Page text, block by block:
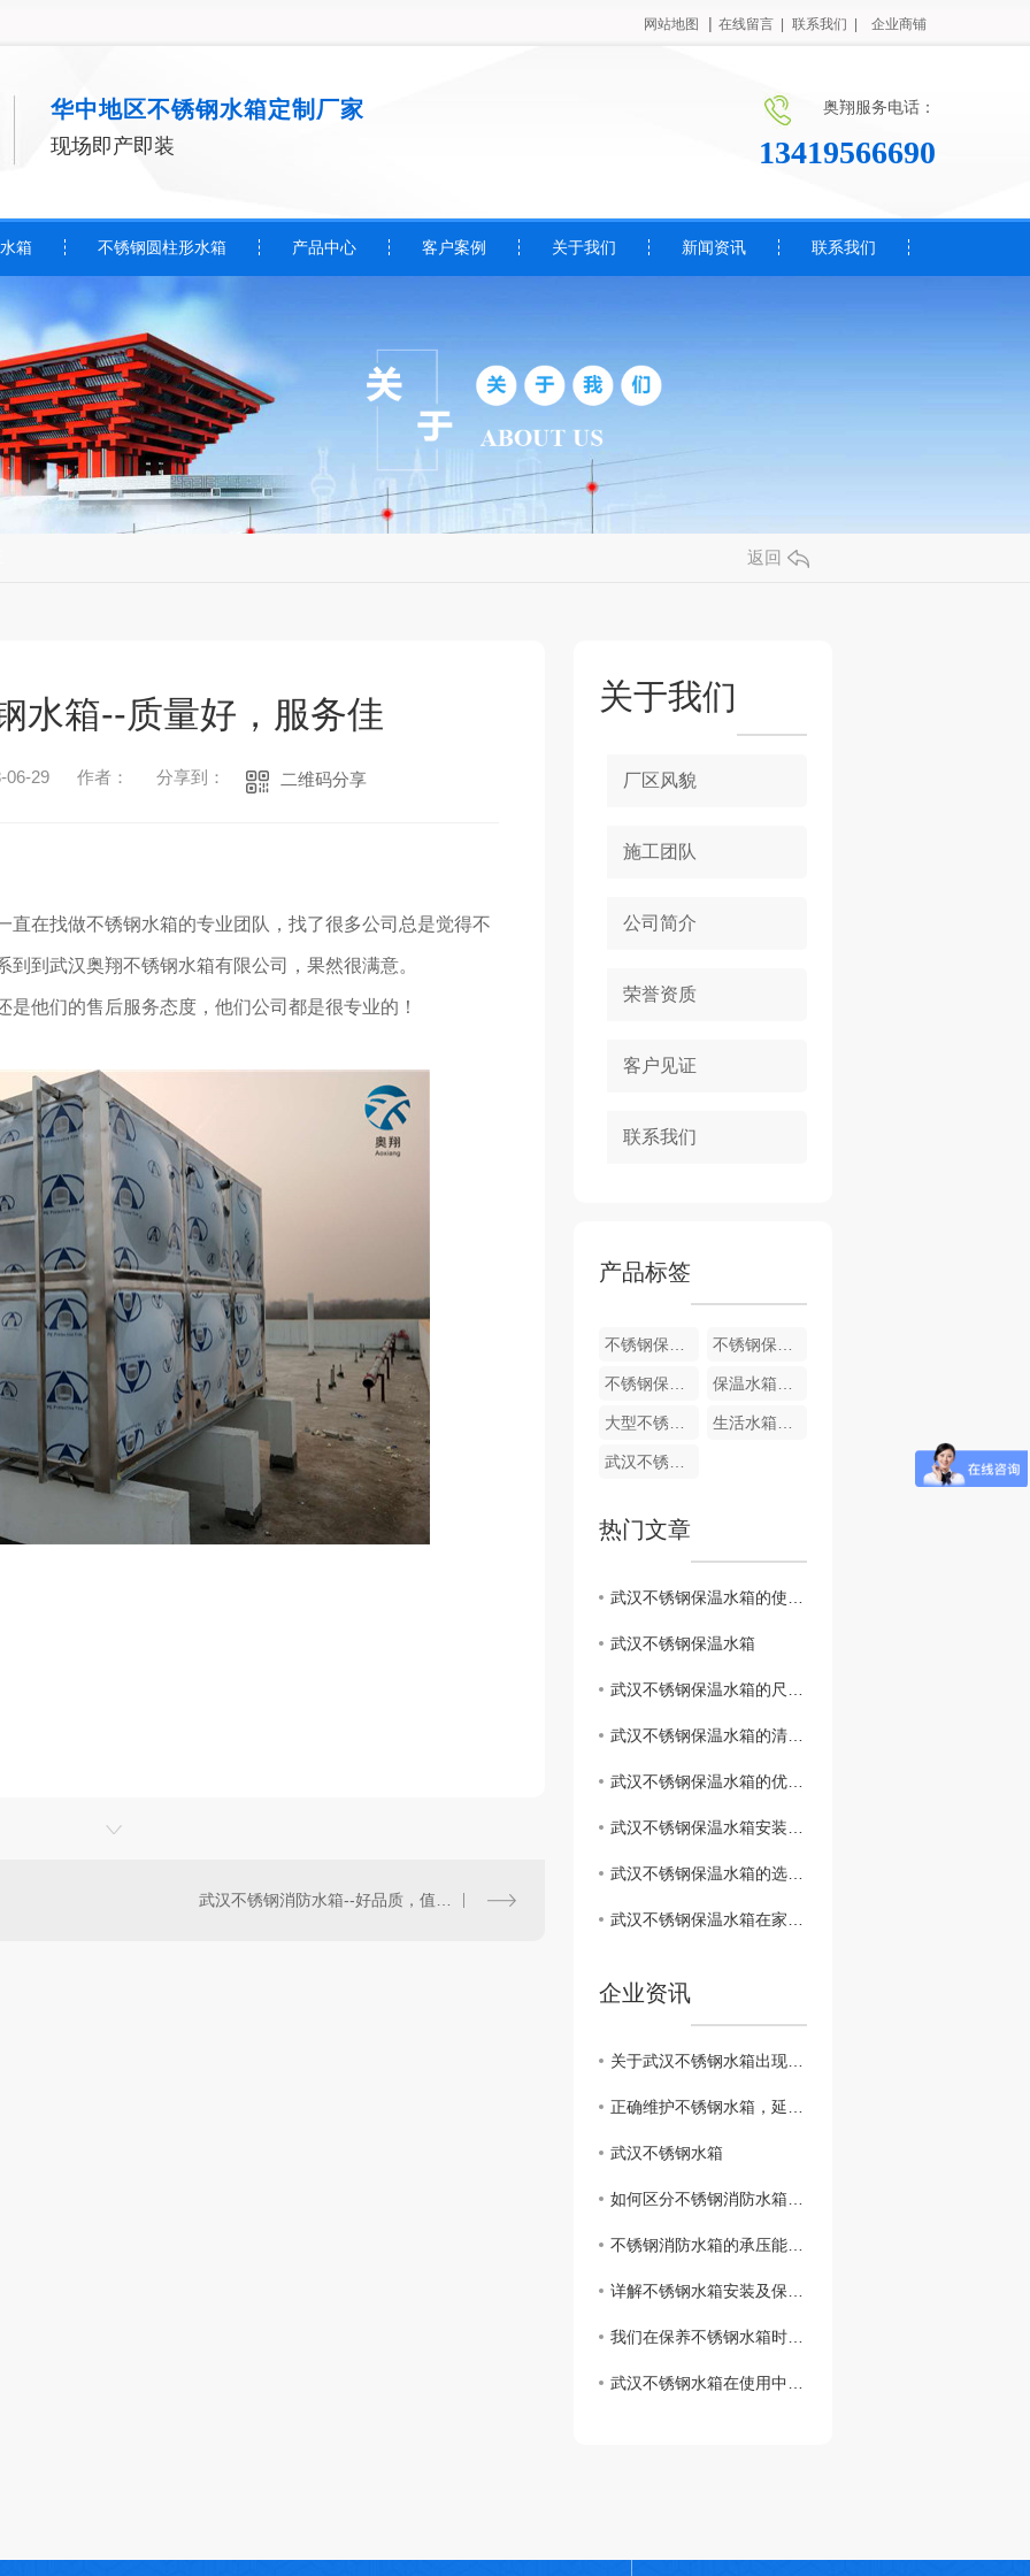
网站地图 | 在线留言 | 联系我们 | 企业商铺
华中地区不锈钢水箱定制厂家
现场即产即装
奥翔服务电话：
13419566690
箱 不锈钢圆柱形水箱 产品中心 客户案例 关于我们 新闻资讯 联系我们
返回
水箱--质量好，服务佳
06-29 作者： 分享到： 二维码分享
直在找做不锈钢水箱的专业团队，找了很多公司总是觉得不
到到 武汉奥翔不锈钢水箱有限公司 ，果然很满意。
是他们的售后服务态度，他们公司都是很专业的！
武汉不锈钢消防水箱--好品质，值得推荐
关于我们
厂区风貌
施工团队
公司简介
荣誉资质
客户见证
联系我们
产品标签
不锈钢保温水箱价格 不锈钢保温水箱定制
不锈钢保温水箱 保温水箱定制
大型不锈钢消防水箱 生活水箱定制
武汉不锈钢保温水箱
热门文章
武汉不锈钢保温水箱的使用效果与用户体验分享
武汉不锈钢保温水箱
武汉不锈钢保温水箱的尺寸规格及价格比较
武汉不锈钢保温水箱的清洁与维护技巧
武汉不锈钢保温水箱的优缺点分析
武汉不锈钢保温水箱安装注意事项
武汉不锈钢保温水箱的选购指南
武汉不锈钢保温水箱在家庭中的应用及效果
企业资讯
关于武汉不锈钢水箱出现漏水时如何处理呢？
正确维护不锈钢水箱，延长使用寿命
武汉不锈钢水箱
如何区分不锈钢消防水箱和不锈钢生活水箱？
不锈钢消防水箱的承压能力怎么样？
详解不锈钢水箱安装及保养流程是什么呢？快来和小编一起了解一下吧！
我们在保养不锈钢水箱时需要检查哪些地方呢？
武汉不锈钢水箱在使用中注意哪些细节？